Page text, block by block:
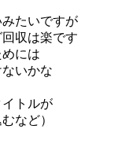
たいですが
収は楽です
には
いかな
トルが
など）